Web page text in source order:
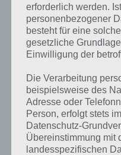
erforderlich werden.
personenbezogener
besteht für eine
gesetzliche
Einwilligung der
Die Verarbeitung
beispielsweise des
Adresse oder
Person, erfolgt stets
Datenschutz-
Übereinstimmung mit
landesspezifischen